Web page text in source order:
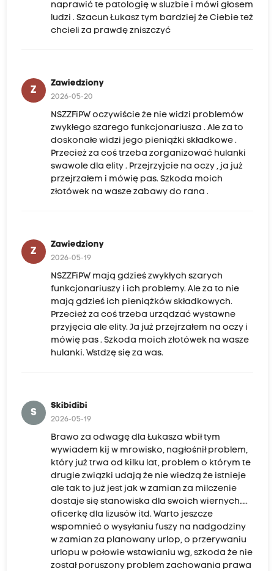
naprawić te patologię w sluzbie i mówi głosem
ludzi . Szacun Łukasz tym bardziej że Ciebie też
chcieli za prawdę zniszczyć
Z
Zawiedziony
2026-05-20
NSZZFiPW oczywiście że nie widzi problemów
zwykłego szarego funkcjonariusza . Ale za to
doskonałe widzi jego pieniążki składkowe .
Przecież za coś trzeba zorganizować hulanki
swawole dla elity . Przejrzyjcie na oczy , ja już
przejrzałem i mówię pas. Szkoda moich
złotówek na wasze zabawy do rana .
Z
Zawiedziony
2026-05-19
NSZZFiPW mają gdzieś zwykłych szarych
funkcjonariuszy i ich problemy. Ale za to nie
mają gdzieś ich pieniążków składkowych.
Przecież za coś trzeba urządzać wystawne
przyjęcia ale elity. Ja już przejrzałem na oczy i
mówię pas . Szkoda moich złotówek na wasze
hulanki. Wstdzę się za was.
S
Skibidibi
2026-05-19
Brawo za odwagę dla Łukasza wbił tym
wywiadem kij w mrowisko, nagłośnił problem,
który już trwa od kilku lat, problem o którym te
drugie związki udają że nie wiedzą że istnieje
ale tak to już jest jak w zamian za milczenie
dostaje się stanowiska dla swoich wiernych…..
oficerkę dla lizusów itd. Warto jeszcze
wspomnieć o wysyłaniu fuszy na nadgodziny
w zamian za planowany urlop, o przerywaniu
urlopu w połowie wstawianiu wg, szkoda że nie
został poruszony problem zachowania prawa